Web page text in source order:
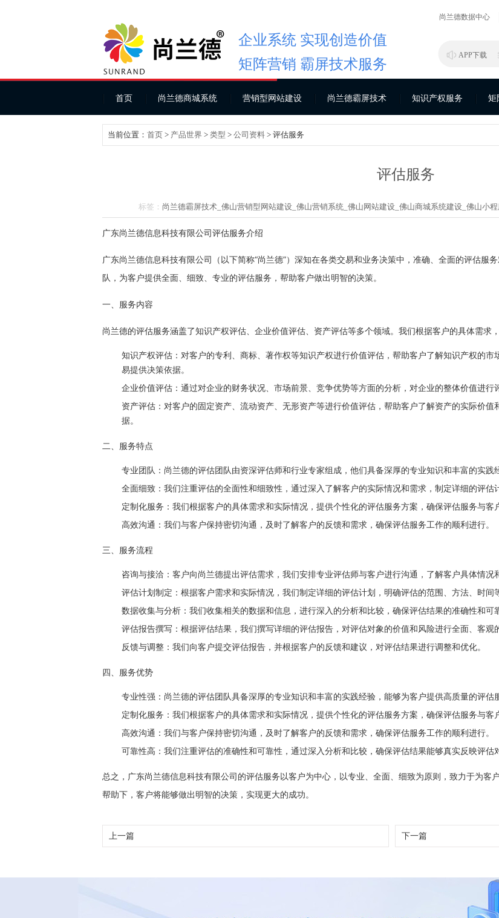
企业系统 实现创造价值
矩阵营销 霸屏技术服务
尚兰德数据中心
APP下载
首页 尚兰德商城系统 营销型网站建设 尚兰德霸屏技术 知识产权服务 矩
当前位置： 首页 > 产品世界 > 类型 > 公司资料 > 评估服务
评估服务
标签： 尚兰德霸屏技术_ 佛山营销型网站建设_ 佛山营销系统_ 佛山网站建设_ 佛山商城系统建设_ 佛山小程
广东尚兰德信息科技有限公司评估服务介绍
广东尚兰德信息科技有限公司（以下简称“尚兰德”）深知在各类交易和业务决策中，准确、全面的评估服
队，为客户提供全面、细致、专业的评估服务，帮助客户做出明智的决策。
一、服务内容
尚兰德的评估服务涵盖了知识产权评估、企业价值评估、资产评估等多个领域。我们根据客户的具体需求
知识产权评估：对客户的专利、商标、著作权等知识产权进行价值评估，帮助客户了解知识产权的
易提供决策依据。
企业价值评估：通过对企业的财务状况、市场前景、竞争优势等方面的分析，对企业的整体价值进行
资产评估：对客户的固定资产、流动资产、无形资产等进行价值评估，帮助客户了解资产的实际价
据。
二、服务特点
专业团队：尚兰德的评估团队由资深评估师和行业专家组成，他们具备深厚的专业知识和丰富的实践
全面细致：我们注重评估的全面性和细致性，通过深入了解客户的实际情况和需求，制定详细的评估
定制化服务：我们根据客户的具体需求和实际情况，提供个性化的评估服务方案，确保评估服务与客
高效沟通：我们与客户保持密切沟通，及时了解客户的反馈和需求，确保评估服务工作的顺利进行。
三、服务流程
咨询与接洽：客户向尚兰德提出评估需求，我们安排专业评估师与客户进行沟通，了解客户具体情况
评估计划制定：根据客户需求和实际情况，我们制定详细的评估计划，明确评估的范围、方法、时间
数据收集与分析：我们收集相关的数据和信息，进行深入的分析和比较，确保评估结果的准确性和可
评估报告撰写：根据评估结果，我们撰写详细的评估报告，对评估对象的价值和风险进行全面、客观
反馈与调整：我们向客户提交评估报告，并根据客户的反馈和建议，对评估结果进行调整和优化。
四、服务优势
专业性强：尚兰德的评估团队具备深厚的专业知识和丰富的实践经验，能够为客户提供高质量的评估
定制化服务：我们根据客户的具体需求和实际情况，提供个性化的评估服务方案，确保评估服务与客
高效沟通：我们与客户保持密切沟通，及时了解客户的反馈和需求，确保评估服务工作的顺利进行。
可靠性高：我们注重评估的准确性和可靠性，通过深入分析和比较，确保评估结果能够真实反映评估
总之，广东尚兰德信息科技有限公司的评估服务以客户为中心，以专业、全面、细致为原则，致力于为客
帮助下，客户将能够做出明智的决策，实现更大的成功。
上一篇 下一篇